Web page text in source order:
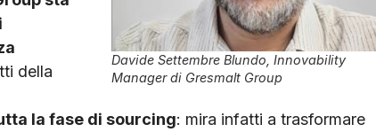
Davide Settembre Blundo, Innovability
Manager di Gresmalt Group
della
la fase di sourcing: mira infatti a trasformare